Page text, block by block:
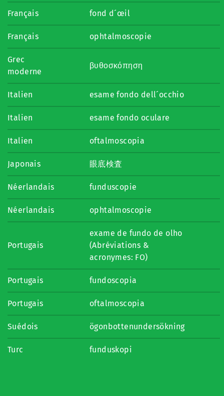
Français fond d´œil
Français ophtalmoscopie
Grec
moderne
βυθοσκόπηση
Italien esame fondo dell´occhio
Italien esame fondo oculare
Italien oftalmoscopia
Japonais 眼底検査
Néerlandais funduscopie
Néerlandais ophtalmoscopie
Portugais
exame de fundo de olho
(Abréviations &
acronymes: FO)
Portugais fundoscopia
Portugais oftalmoscopia
Suédois ögonbottenundersökning
Turc funduskopi